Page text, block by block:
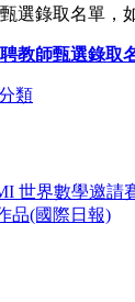
選錄取名單，
教師甄選錄取
類
世界數學邀請
品(國際日報)